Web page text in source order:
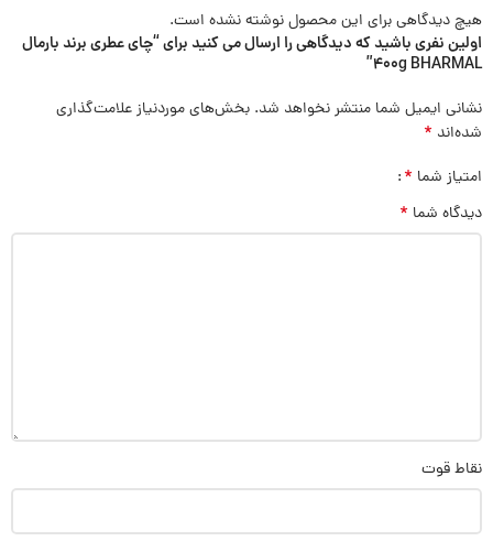
هیچ دیدگاهی برای این محصول نوشته نشده است.
اولین نفری باشید که دیدگاهی را ارسال می کنید برای “چای عطری برند بارمال
400g BHARMAL”
نشانی ایمیل شما منتشر نخواهد شد. بخش‌های موردنیاز علامت‌گذاری
شده‌اند *
امتیاز شما *
دیدگاه شما *
نقاط قوت